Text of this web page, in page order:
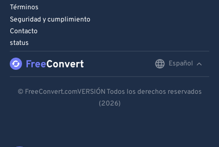
Términos
Seguridad y cumplimiento
Contacto
status
Español
Español
© FreeConvert.comVERSIÓN Todos los derechos reservados
(2026)